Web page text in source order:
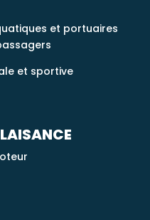
et portuaires
et sportive